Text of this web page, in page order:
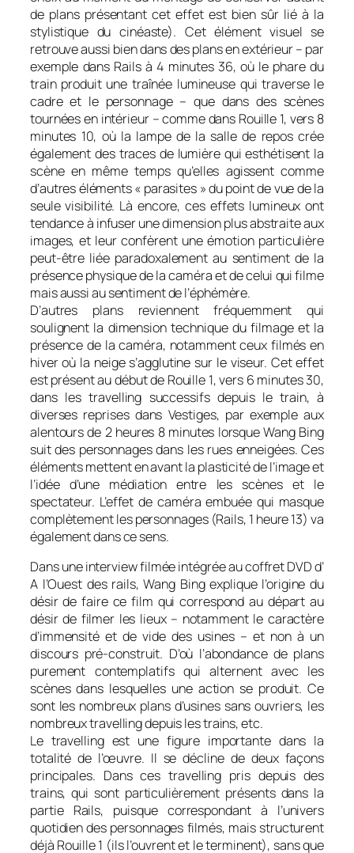
de plans présentant cet effet est bien sûr lié à la
stylistique du cinéaste). Cet élément visuel se
retrouve aussi bien dans des plans en extérieur – par
exemple dans Railsà 4 minutes 36, où le phare du
train produit une traînée lumineuse qui traverse le
cadre et le personnage – que dans des scènes
tournées en intérieur – comme dans Rouille 1, vers 8
minutes 10, où la lampe de la salle de repos crée
également des traces de lumière qui esthétisent la
scène en même temps qu’elles agissent comme
d’autres éléments « parasites » du point de vue de la
seule visibilité. Là encore, ces effets lumineux ont
tendance à infuser une dimension plus abstraite aux
images, et leur confèrent une émotion particulière
peut-être liée paradoxalement au sentiment de la
présence physique de la caméra et de celui qui filme
mais aussi au sentiment de l’éphémère.
D’autres plans reviennent fréquemment qui
soulignent la dimension technique du filmage et la
présence de la caméra, notamment ceux filmés en
hiver où la neige s’agglutine sur le viseur. Cet effet
est présent au début de Rouille 1,vers 6 minutes 30,
dans les travelling successifs depuis le train, à
diverses reprises dans Vestiges, par exemple aux
alentours de 2 heures 8 minutes lorsque Wang Bing
suit des personnages dans les rues enneigées. Ces
éléments mettent en avant la plasticité de l’image et
l’idée d’une médiation entre les scènes et le
spectateur. L’effet de caméra embuée qui masque
complètement les personnages (Rails, 1 heure 13) va
également dans ce sens.
Dans une interview filmée intégrée au coffret DVD d’
A l’Ouest des rails, Wang Bing explique l’origine du
désir de faire ce film qui correspond au départ au
désir de filmer les lieux – notamment le caractère
d’immensité et de vide des usines – et non à un
discours pré-construit. D’où l’abondance de plans
purement contemplatifs qui alternent avec les
scènes dans lesquelles une action se produit. Ce
sont les nombreux plans d’usines sans ouvriers, les
nombreux travelling depuis les trains, etc.
Le travelling est une figure importante dans la
totalité de l’œuvre. Il se décline de deux façons
principales. Dans ces travelling pris depuis des
trains, qui sont particulièrement présents dans la
partie Rails, puisque correspondant à l’univers
quotidien des personnages filmés, mais structurent
déjà Rouille1 (ils l’ouvrent et le terminent), sans que